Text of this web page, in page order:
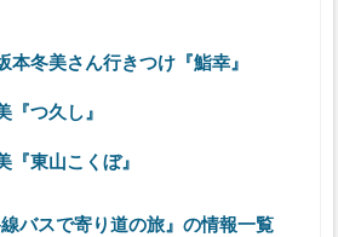
冬美さん行きつけ『鮨幸』
つ久し』
東山こくぼ』
バスで寄り道の旅』の情報一覧